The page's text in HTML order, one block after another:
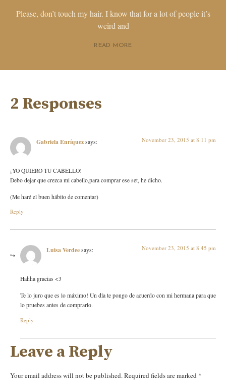
Please, don’t touch my hair. I know that for a lot of people it’s
weird and
READ MORE
2 Responses
Gabriela Enríquez says: November 23, 2015 at 8:11 pm
¡YO QUIERO TU CABELLO!
Debo dejar que crezca mi cabello,para comprar ese set, he dicho.
(Me haré el buen hábito de comentar)
Reply
Luisa Verdee says: November 23, 2015 at 8:45 pm
Hahha gracias <3
Te lo juro que es lo máximo! Un día te pongo de acuerdo con mi hermana para que
lo pruebes antes de comprarlo.
Reply
Leave a Reply
Your email address will not be published.Required fields are marked *